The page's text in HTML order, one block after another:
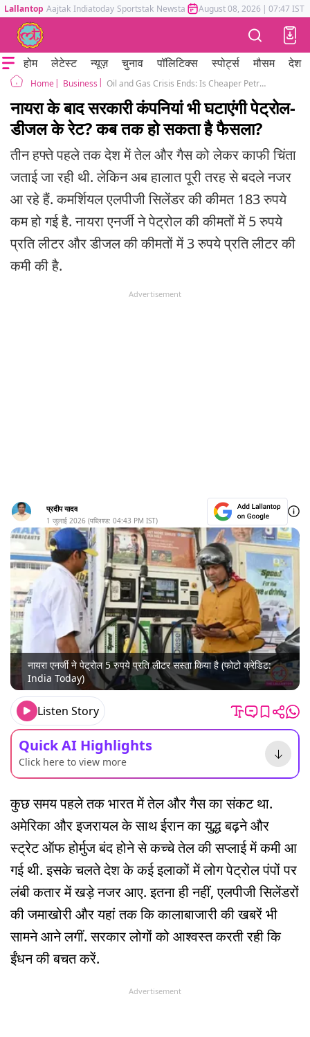
Lallantop Aajtak Indiatoday Sportstak Newstak Mumbai Tak Astrotak
August 08, 2026 | 07:47 IST
होम लेटेस्ट न्यूज़ चुनाव पॉलिटिक्स स्पोर्ट्स मौसम देश
Home Business Oil and Gas Crisis Ends: Is Cheaper Petrol on the Way?
नायरा के बाद सरकारी कंपनियां भी घटाएंगी पेट्रोल-
डीजल के रेट? कब तक हो सकता है फैसला?
तीन हफ्ते पहले तक देश में तेल और गैस को लेकर काफी चिंता
जताई जा रही थी. लेकिन अब हालात पूरी तरह से बदले नजर
आ रहे हैं. कमर्शियल एलपीजी सिलेंडर की कीमत 183 रुपये
कम हो गई है. नायरा एनर्जी ने पेट्रोल की कीमतों में 5 रुपये
प्रति लीटर और डीजल की कीमतों में 3 रुपये प्रति लीटर की
कमी की है.
Advertisement
प्रदीप यादव
1 जुलाई 2026 (पब्लिश्ड: 04:43 PM IST)
नायरा एनर्जी ने पेट्रोल 5 रुपये प्रति लीटर सस्ता किया है (फोटो क्रेडिट:
India Today)
Listen Story
Quick AI Highlights
Click here to view more
कुछ समय पहले तक भारत में तेल और गैस का संकट था.
अमेरिका और इजरायल के साथ ईरान का युद्ध बढ़ने और
स्ट्रेट ऑफ होर्मुज बंद होने से कच्चे तेल की सप्लाई में कमी आ
गई थी. इसके चलते देश के कई इलाकों में लोग पेट्रोल पंपों पर
लंबी कतार में खड़े नजर आए. इतना ही नहीं, एलपीजी सिलेंडरों
की जमाखोरी और यहां तक ​​कि कालाबाजारी की खबरें भी
सामने आने लगीं. सरकार लोगों को आश्वस्त करती रही कि
ईंधन की बचत करें.
Advertisement